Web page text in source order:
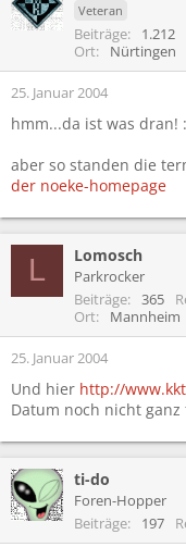
Veteran
Beiträge 1.212
Ort
Nürtingen
25. Januar 2004
hmm...da ist was dran!
aber so standen die
der noeke-homepage
L Lomosch
Parkrocker
Beiträge
365
Ort
Mannheim
25. Januar 2004
Und hier http://
Datum noch nicht ganz
ti-do
Foren-Hopper
Beiträge
197